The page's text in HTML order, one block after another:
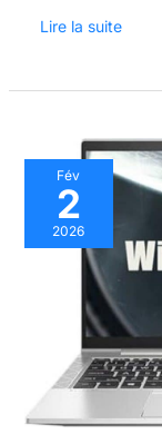
Lire la suite
Fév
2
2026
Test
hP
EliteBook
performance
pro
sous